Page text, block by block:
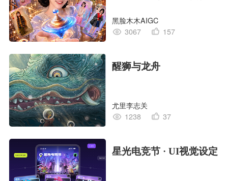
黑脸木木AIGC
3067
157
醒狮与龙舟
尤里李志关
1238
37
星光电竞节 · UI视觉设定